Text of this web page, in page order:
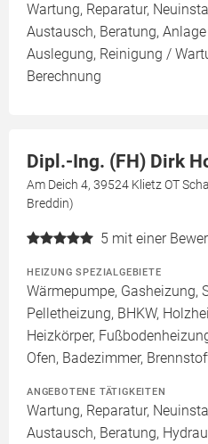
Wartung, Reparatur,
Austausch, Beratung,
Auslegung, Reinigung /
Berechnung
Dipl.-Ing. (FH) Dirk
Am Deich 4, 39524 Klietz OT
Breddin)
5 mit einer
HEIZUNG SPEZIALGEBIETE
Wärmepumpe, Gasheizung,
Pelletheizung, BHKW,
Heizkörper,
Ofen, Badezimmer,
ANGEBOTENE TÄTIGKEITEN
Wartung, Reparatur,
Austausch, Beratung,